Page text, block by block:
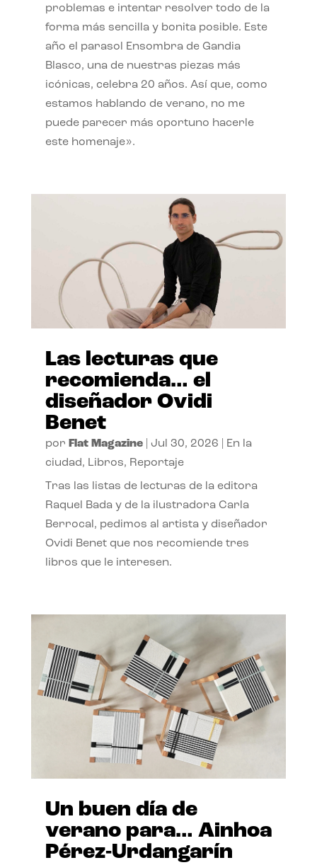
problemas e intentar resolver todo de la
forma más sencilla y bonita posible. Este
año el parasol Ensombra de Gandia
Blasco, una de nuestras piezas más
icónicas, celebra 20 años. Así que, como
estamos hablando de verano, no me
puede parecer más oportuno hacerle
este homenaje».
Las lecturas que
recomienda… el
diseñador Ovidi
Benet
por Flat Magazine| Jul 30, 2026
En la
ciudad, Libros, Reportaje
Tras las listas de lecturas de la editora
Raquel Bada y de la ilustradora Carla
Berrocal, pedimos al artista y diseñador
Ovidi Benet que nos recomiende tres
libros que le interesen.
Un buen día de
verano para… Ainhoa
Pérez-Urdangarín